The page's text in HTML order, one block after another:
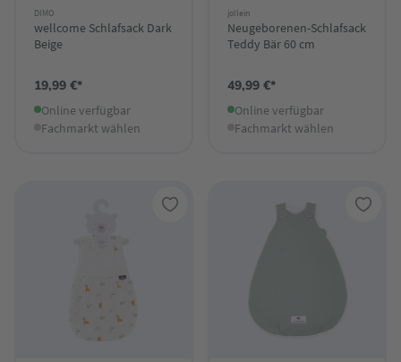
DIMO
wellcome Schlafsack Dark
Beige
19,99 €*
Online verfügbar
Fachmarkt wählen
jollein
Neugeborenen-Schlafsack
Teddy Bär 60 cm
49,99 €*
Online verfügbar
Fachmarkt wählen